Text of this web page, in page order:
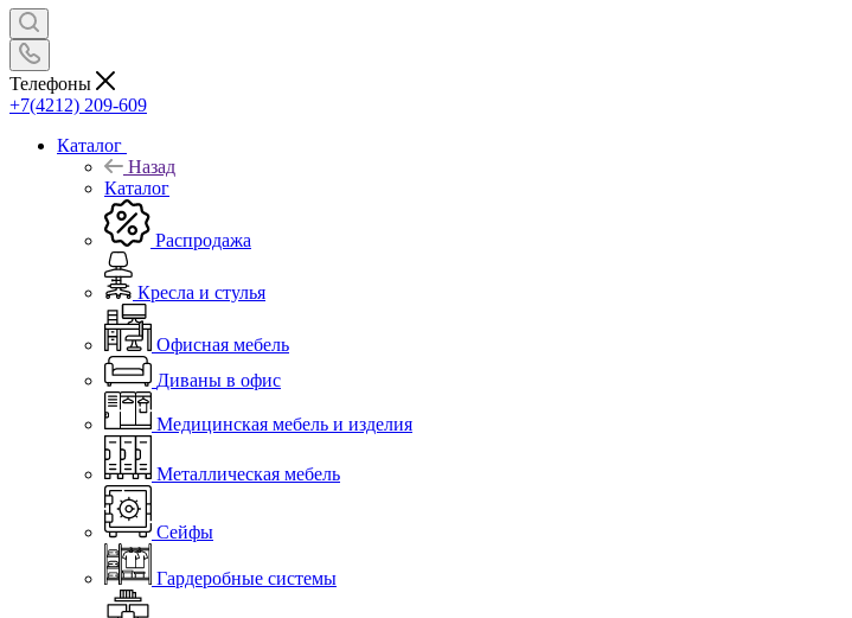
Телефоны
+7(4212) 209-609
Каталог
Назад
Каталог
Распродажа
Кресла и стулья
Офисная мебель
Диваны в офис
Медицинская мебель и изделия
Металлическая мебель
Сейфы
Гардеробные системы